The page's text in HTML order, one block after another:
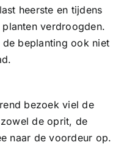
heerste en tijdens
verdroogden.
beplanting ook niet
bezoek viel de
de oprit, de
naar de voordeur op.